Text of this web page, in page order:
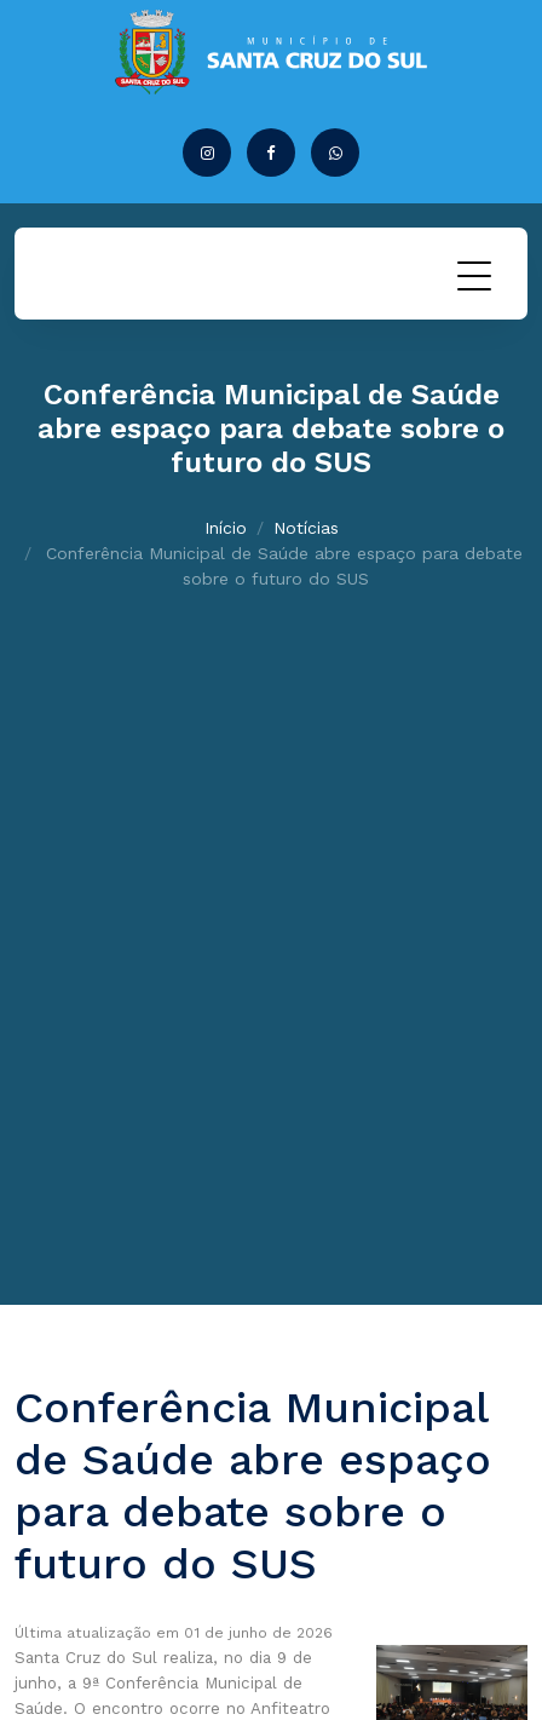
Conferência Municipal de Saúde
abre espaço para debate sobre o
futuro do SUS
Início
Notícias
Conferência Municipal de Saúde abre espaço para debate
sobre o futuro do SUS
Conferência Municipal
de Saúde abre espaço
para debate sobre o
futuro do SUS
Última atualização em 01 de junho de 2026
Santa Cruz do Sul realiza, no dia 9 de
junho, a 9ª Conferência Municipal de
Saúde. O encontro ocorre no Anfiteatro